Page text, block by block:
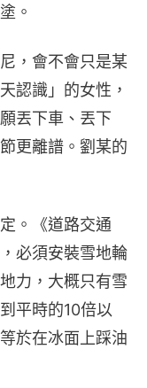
。
，會不會只是某
認識」的女性，
丟下車、丟下
更離譜。劉某的
。《道路交通
必須安裝雪地輪
力，大概只有雪
平時的10倍以
於在冰面上踩油